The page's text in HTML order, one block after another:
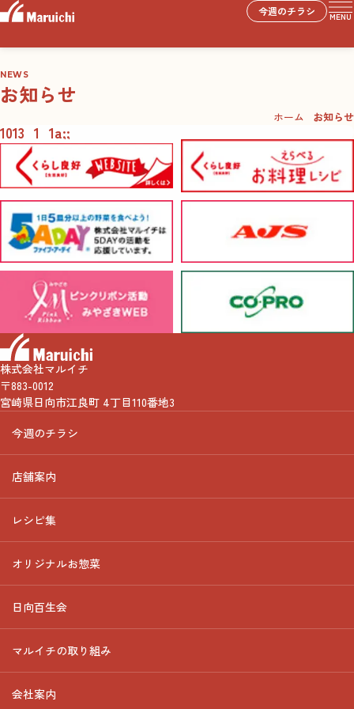
今週のチラシ MENU
NEWS
お知らせ
ホーム お知らせ
1013_1_1a;;
株式会社マルイチ
〒883-0012
宮崎県日向市江良町 4丁目110番地3
今週のチラシ
店舗案内
レシピ集
オリジナルお惣菜
日向百生会
マルイチの取り組み
会社案内